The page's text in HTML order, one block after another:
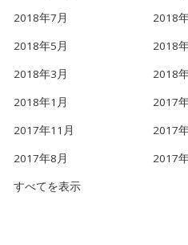
2018年7月
2018
2018年5月
2018
2018年3月
2018
2018年1月
2017
2017年11月
2017
2017年8月
2017
すべてを表示